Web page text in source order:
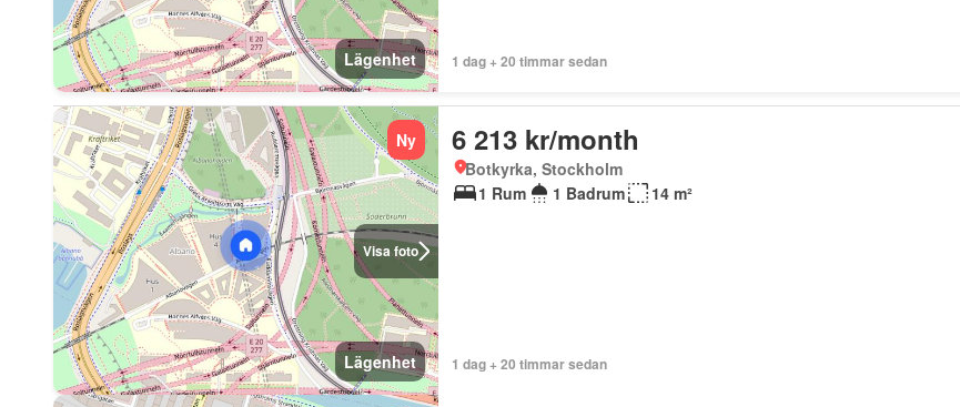
Lägenhet 1 dag + 20 timmar sedan
Visa foto
Ny
Lägenhet
6 213 kr/month
Botkyrka, Stockholm
1 Rum
1 Badrum 14 m²
1 dag + 20 timmar sedan